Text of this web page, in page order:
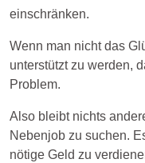
einschränken.
Wenn man nicht das
unterstützt zu werden,
Problem.
Also bleibt nichts
Nebenjob zu suchen.
nötige Geld zu